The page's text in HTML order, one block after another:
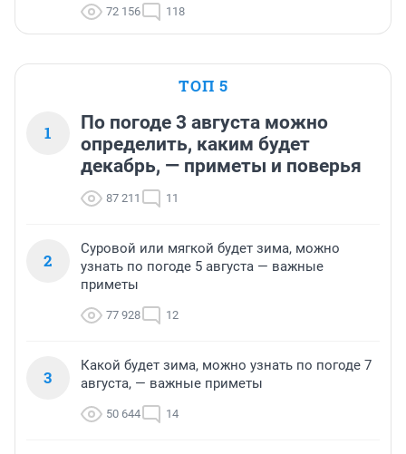
72 156 118
ТОП 5
1
По погоде 3 августа можно
определить, каким будет
декабрь, — приметы и поверья
87 211 11
2
Суровой или мягкой будет зима, можно
узнать по погоде 5 августа — важные
приметы
77 928 12
3
Какой будет зима, можно узнать по погоде 7
августа, — важные приметы
50 644 14